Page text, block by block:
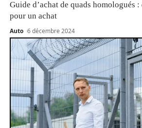
Guide d’achat de quads homologués
pour un achat
Auto 6 décembre 2024